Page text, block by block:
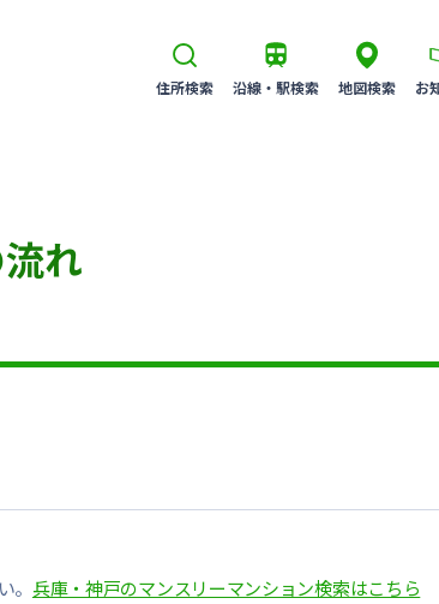
住所検索 沿線・駅検索 地図検索 お
れ
。 兵庫・神戸のマンスリーマンション検索はこちら